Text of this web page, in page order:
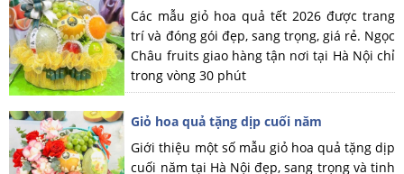
Các mẫu giỏ hoa quả tết 2026 được trang
trí và đóng gói đẹp, sang trọng, giá rẻ. Ngọc
Châu fruits giao hàng tận nơi tại Hà Nội chỉ
trong vòng 30 phút
Giỏ hoa quả tặng dịp cuối năm
Giới thiệu một số mẫu giỏ hoa quả tặng dịp
cuối năm tại Hà Nội đẹp, sang trọng và tinh